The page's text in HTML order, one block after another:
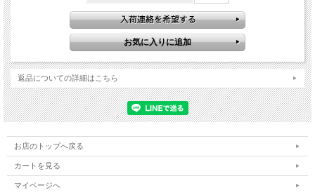
返品についての詳細はこちら
お店のトップへ戻る
カートを見る
マイページへ